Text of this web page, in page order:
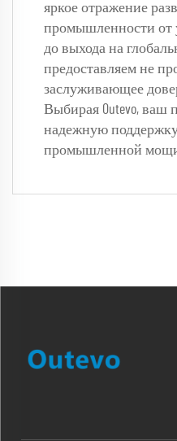
яркое отражение
промышленности от
до выхода на
предоставляем не
заслуживающее
Выбирая Outevo, ваш
надежную
промышленной